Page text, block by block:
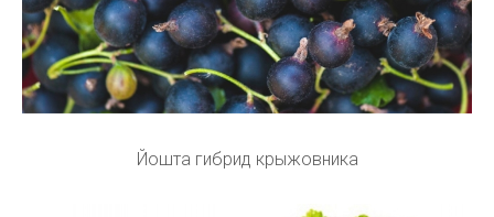
Йошта гибрид крыжовника